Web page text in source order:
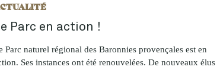
Parc en action !
Parc naturel régional des Baronnies provençales est en
Ses instances ont été renouvelées. De nouveaux élus